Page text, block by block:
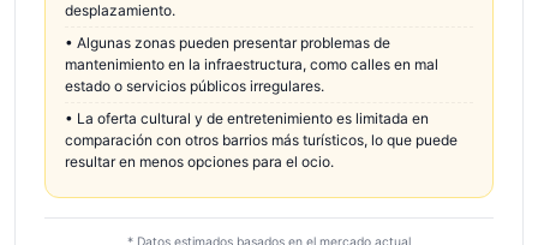
desplazamiento.
• Algunas zonas pueden presentar problemas de
mantenimiento en la infraestructura, como calles en mal
estado o servicios públicos irregulares.
• La oferta cultural y de entretenimiento es limitada en
comparación con otros barrios más turísticos, lo que puede
resultar en menos opciones para el ocio.